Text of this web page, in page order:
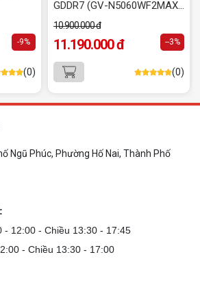
phá ngay địa chỉ tư vấn và lắp đặt dàn PC chơi
Cách tính công suất nguồn PC chi tiết dễ
hiểu
Cách tính công suất nguồn PC giúp bạn chọn PSU
phù hợp, đảm bảo hệ thống vận hành ổn định và
tối ưu chi phí. Xem ngay hướng dẫn tại đây
khi build: socket CPU mainboard, chuẩn RAM,
nguồn cho VGA và kích thước case. Có checklist
nâng cấp linh kiện PC chi tiết trong bài viết này!
-9%
(0)
GDDR7 (GV-N5060WF2MAX-
10.900.000 đ
11.190.000 đ --3%
(0)
Ngũ Phúc, Phường Hố Nai, Thành Phố
- 12:00 - Chiều 13:30 - 17:45
- Chiều 13:30 - 17:00